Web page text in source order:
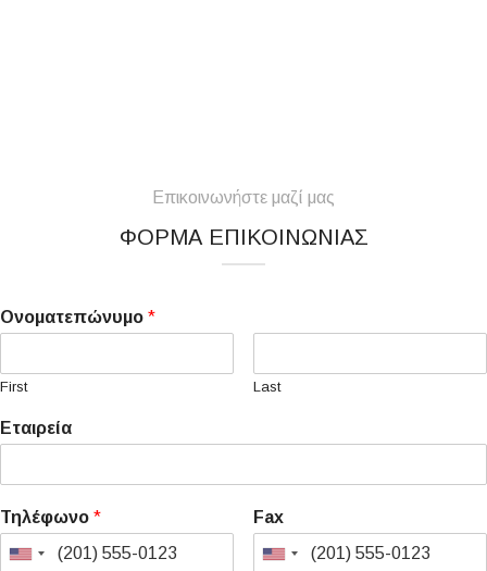
Επικοινωνήστε μαζί μας
ΦΟΡΜΑ ΕΠΙΚΟΙΝΩΝΙΑΣ
Ονοματεπώνυμο*
First Last
Εταιρεία
Τηλέφωνο* Fax